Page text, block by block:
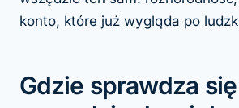
konto, które już wygląda po
Gdzie sprawdza się